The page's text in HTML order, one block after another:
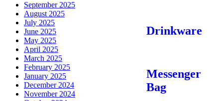
Drinkware
Messenger
Bag
September 2025
August 2025
July 2025
June 2025
May 2025
April 2025
March 2025
February 2025
January 2025
December 2024
November 2024